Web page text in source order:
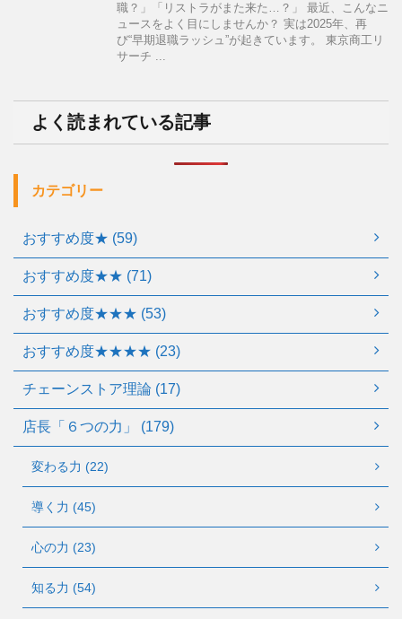
職？」「リストラがまた来た…？」 最近、こんなニ
ュースをよく目にしませんか？ 実は2025年、再
び“早期退職ラッシュ”が起きています。 東京商工リ
サーチ ...
よく読まれている記事
カテゴリー
おすすめ度★ (59)
おすすめ度★★ (71)
おすすめ度★★★ (53)
おすすめ度★★★★ (23)
チェーンストア理論 (17)
店長「６つの力」 (179)
変わる力 (22)
導く力 (45)
心の力 (23)
知る力 (54)